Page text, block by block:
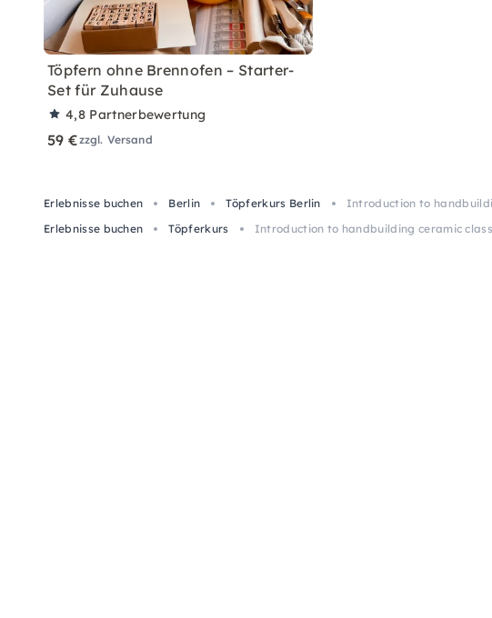
Töpfern ohne Brennofen – Starter-
Set für Zuhause
4,8 Partnerbewertung
59 €zzgl. Versand
Erlebnisse buchen Berlin Töpferkurs Berlin
Introduction to
Erlebnisse buchen
Töpferkurs Introduction to handbuilding ceramic class